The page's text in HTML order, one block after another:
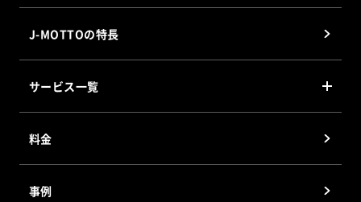
J-MOTTOの特長
サービス一覧
J-MOTTO Web勤怠
料金
事例